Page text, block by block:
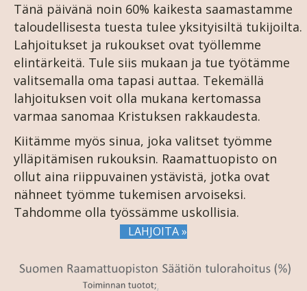
Tänä päivänä noin 60% kaikesta saamastamme
taloudellisesta tuesta tulee yksityisiltä tukijoilta.
Lahjoitukset ja rukoukset ovat työllemme
elintärkeitä. Tule siis mukaan ja tue työtämme
valitsemalla oma tapasi auttaa. Tekemällä
lahjoituksen voit olla mukana kertomassa
varmaa sanomaa Kristuksen rakkaudesta.
Kiitämme myös sinua, joka valitset työmme
ylläpitämisen rukouksin. Raamattuopisto on
ollut aina riippuvainen ystävistä, jotka ovat
nähneet työmme tukemisen arvoiseksi.
Tahdomme olla työssämme uskollisia.
LAHJOITA »